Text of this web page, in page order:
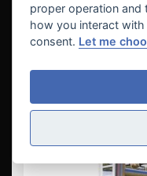
1 279 Kč
JAG Hrazda 3
proper operation and
how you interact
consent. Let me